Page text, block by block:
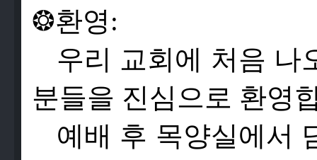
❂환영:
우리 교회에 처음 나
분들을 진심으로 환영
예배 후 목양실에서